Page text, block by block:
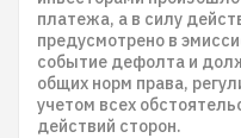
платежа, а в силу
предусмотрено в
событие дефолта и
общих норм права,
учетом всех
действий сторон.